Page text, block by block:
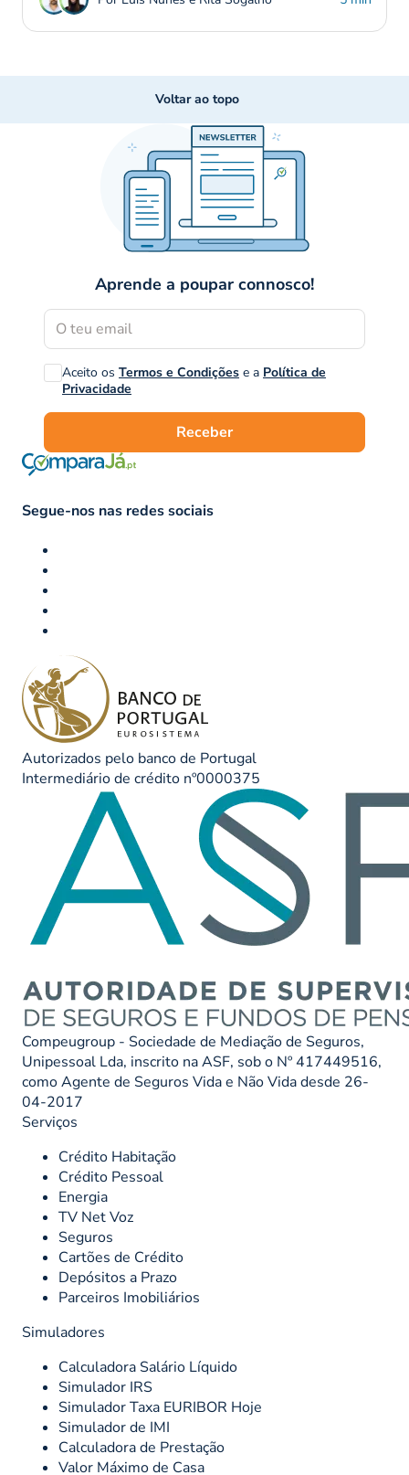
Voltar ao topo
Aprende a poupar connosco!
Aceito os Termos e Condições e a Política de
Privacidade
Receber
Segue-nos nas redes sociais
Autorizados pelo banco de Portugal
Intermediário de crédito nº0000375
Compeugroup - Sociedade de Mediação de Seguros,
Unipessoal Lda, inscrito na ASF, sob o Nº 417449516,
como Agente de Seguros Vida e Não Vida desde 26-
04-2017
Serviços
Crédito Habitação
Crédito Pessoal
Energia
TV Net Voz
Seguros
Cartões de Crédito
Depósitos a Prazo
Parceiros Imobiliários
Simuladores
Calculadora Salário Líquido
Simulador IRS
Simulador Taxa EURIBOR Hoje
Simulador de IMI
Calculadora de Prestação
Valor Máximo de Casa